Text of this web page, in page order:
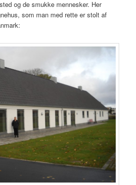
og de smukke mennesker. Her
som man med rette er stolt af